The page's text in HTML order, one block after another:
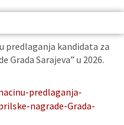
predlaganja kandidata za
Grada Sarajeva” u 2026.
predlaganja-
nagrade-Grada-